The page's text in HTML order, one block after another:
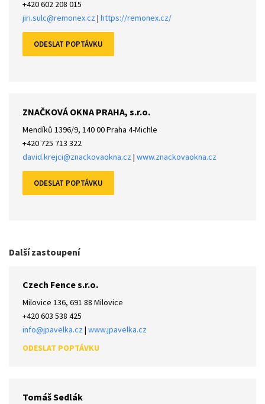
+420 602 208 015
jiri.sulc@remonex.cz| https://remonex.cz/
ZNAČKOVÁ OKNA PRAHA, s.r.o.
Mendíků 1396/9, 140 00 Praha 4-Michle
+420 725 713 322
david.krejci@znackovaokna.cz| www.znackovaokna.cz
Další zastoupení
Czech Fence s.r.o.
Milovice 136, 691 88 Milovice
+420 603 538 425
info@jpavelka.cz| www.jpavelka.cz
Tomáš Sedlák